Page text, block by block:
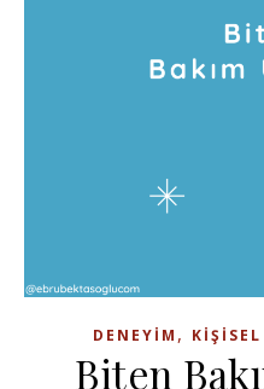
DENEYIM ,
Biten